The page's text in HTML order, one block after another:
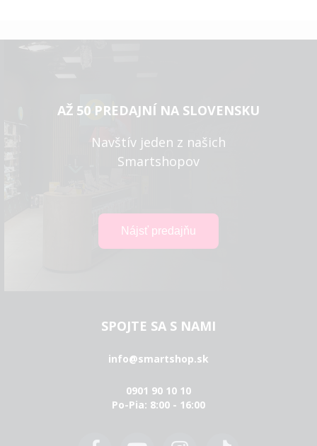
AŽ 50 PREDAJNÍ NA SLOVENSKU
Navštív jeden z našich
Smartshopov
SPOJTE SA S NAMI
info@smartshop.sk
0901 90 10 10
Po-Pia: 8:00 - 16:00